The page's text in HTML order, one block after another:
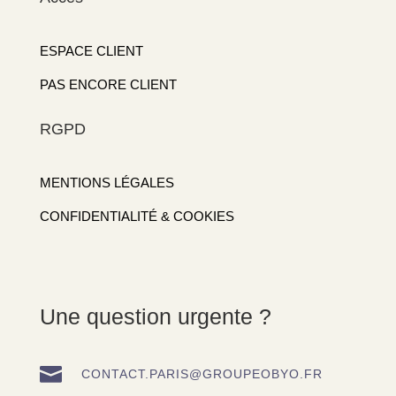
ESPACE CLIENT
PAS ENCORE CLIENT
RGPD
MENTIONS LÉGALES
CONFIDENTIALITÉ & COOKIES
Une question urgente ?
 CONTACT.PARIS@GROUPEOBYO.FR